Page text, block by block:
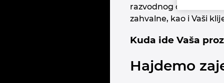
razvodnog ormara u
zahvalne, kao i Vaši
Kuda ide Vaša
Hajdemo